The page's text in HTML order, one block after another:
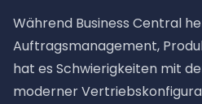
Während Business Central
Auftragsmanagement,
hat es Schwierigkeiten mit
moderner